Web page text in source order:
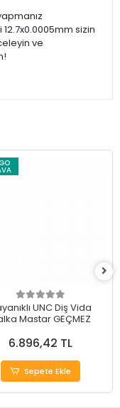
sizin
ve
UNC Diş Vida
Mastar GEÇMEZ
6.896,42 TL
Sepete Ekle